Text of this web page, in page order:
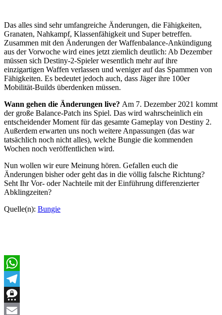
Das alles sind sehr umfangreiche Änderungen, die Fähigkeiten,
Granaten, Nahkampf, Klassenfähigkeit und Super betreffen.
Zusammen mit den Änderungen der Waffenbalance-Ankündigung
aus der Vorwoche wird eines jetzt ziemlich deutlich: Ab Dezember
müssen sich Destiny-2-Spieler wesentlich mehr auf ihre
einzigartigen Waffen verlassen und weniger auf das Spammen von
Fähigkeiten. Es bedeutet jedoch auch, dass Jäger ihre 100er
Mobilität-Builds überdenken müssen.
Wann gehen die Änderungen live? Am 7. Dezember 2021 kommt
der große Balance-Patch ins Spiel. Das wird wahrscheinlich ein
entscheidender Moment für das gesamte Gameplay von Destiny 2.
Außerdem erwarten uns noch weitere Anpassungen (das war
tatsächlich noch nicht alles), welche Bungie die kommenden
Wochen noch veröffentlichen wird.
Nun wollen wir eure Meinung hören. Gefallen euch die
Änderungen bisher oder geht das in die völlig falsche Richtung?
Seht Ihr Vor- oder Nachteile mit der Einführung differenzierter
Abklingzeiten?
Quelle(n): Bungie
WhatsApp
Telegram
Threema